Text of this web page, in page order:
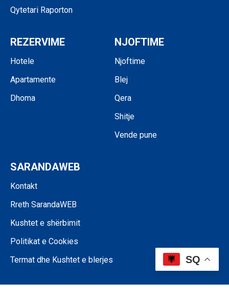
Qytetari Raporton
REZERVIME
Hotele
Apartamente
Dhoma
NJOFTIME
Njoftime
Blej
Qera
Shitje
Vende pune
SARANDAWEB
Kontakt
Rreth SarandaWEB
Kushtet e shërbimit
Politikat e Cookies
Termat dhe Kushtet e blerjes
SQ